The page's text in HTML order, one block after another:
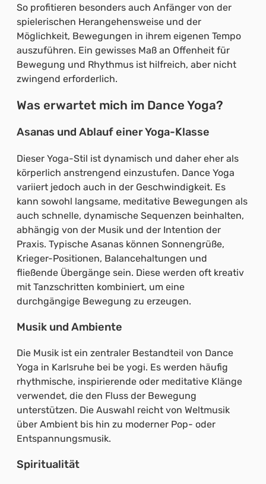
So profitieren besonders auch Anfänger von der
spielerischen Herangehensweise und der
Möglichkeit, Bewegungen in ihrem eigenen Tempo
auszuführen. Ein gewisses Maß an Offenheit für
Bewegung und Rhythmus ist hilfreich, aber nicht
zwingend erforderlich.
Was erwartet mich im Dance Yoga?
Asanas und Ablauf einer Yoga-Klasse
Dieser Yoga-Stil ist dynamisch und daher eher als
körperlich anstrengend einzustufen. Dance Yoga
variiert jedoch auch in der Geschwindigkeit. Es
kann sowohl langsame, meditative Bewegungen als
auch schnelle, dynamische Sequenzen beinhalten,
abhängig von der Musik und der Intention der
Praxis. Typische Asanas können Sonnengrüße,
Krieger-Positionen, Balancehaltungen und
fließende Übergänge sein. Diese werden oft kreativ
mit Tanzschritten kombiniert, um eine
durchgängige Bewegung zu erzeugen.
Musik und Ambiente
Die Musik ist ein zentraler Bestandteil von Dance
Yoga in Karlsruhe bei be yogi. Es werden häufig
rhythmische, inspirierende oder meditative Klänge
verwendet, die den Fluss der Bewegung
unterstützen. Die Auswahl reicht von Weltmusik
über Ambient bis hin zu moderner Pop- oder
Entspannungsmusik.
Spiritualität